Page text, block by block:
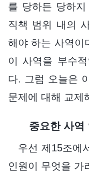
를 당하든 당하
직책 범위 내의
해야 하는 사역이
이 사역을 부수
다. 그럼 오늘은
문제에 대해 교제
중요한 사역
우선 제15조에
인원이 무엇을 가